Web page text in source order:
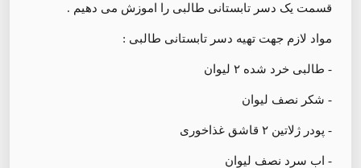
قسمت یک دسر تابستانی طالبی را اموزش می دهیم .
مواد لازم جهت تهیه دسر تابستانی طالبی :
- طالبی خرد شده ۲ لیوان
- شکر نصف لیوان
- پودر ژلاتین ۲ قاشق غذاخوری
- اب سرد نصف لیوان